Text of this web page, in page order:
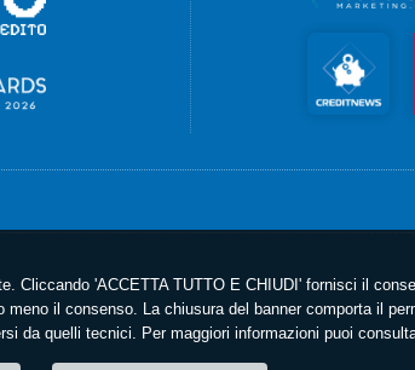
Cliccando 'ACCETTA TUTTO E CHIUDI' fornisci il
il consenso. La chiusura del banner comporta il
da quelli tecnici. Per maggiori informazioni puoi